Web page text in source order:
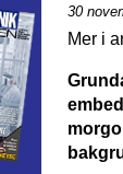
30